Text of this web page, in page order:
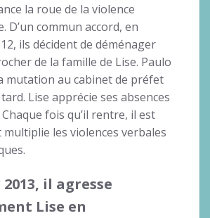
la roue de la violence
D’un commun accord, en
ils décident de déménager
de la famille de Lise. Paulo
mutation au cabinet de préfet
Lise apprécie ses absences
Chaque fois qu’il rentre, il est
les violences verbales
il agresse
Lise en